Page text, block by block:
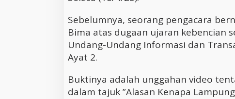
Sebelumnya, seorang pengacara
Bima atas dugaan ujaran kebencian
Undang-Undang Informasi dan
Ayat 2.
Buktinya adalah unggahan video
dalam tajuk ”Alasan Kenapa